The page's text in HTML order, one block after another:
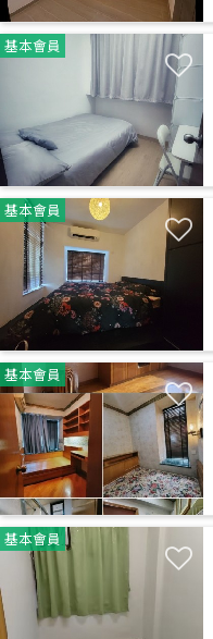
基本會員
基本會員
基本會員
基本會員